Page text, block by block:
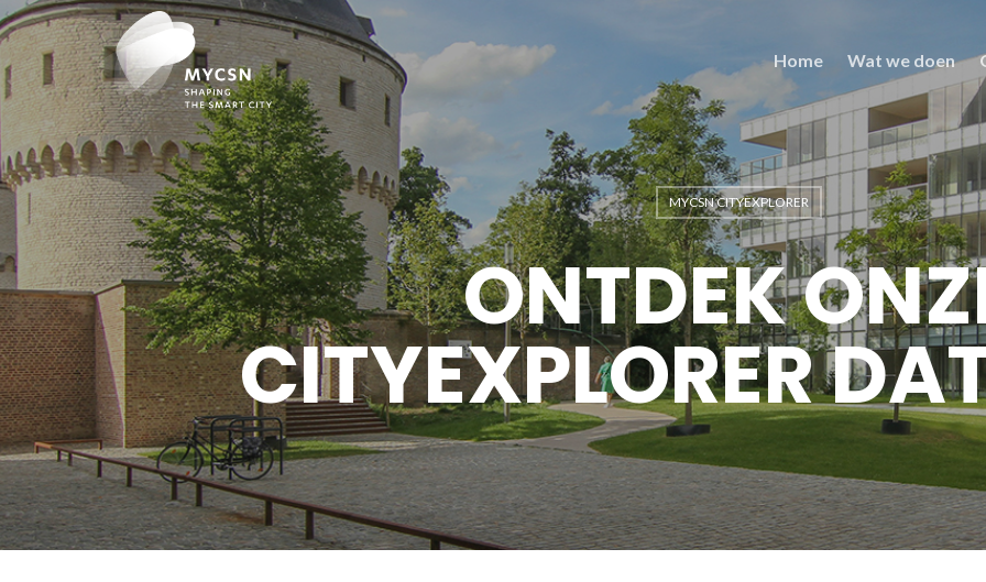
Home Wat we doen
MYCSN CITYEXPLORER
ONTDEK
CITYEXPLORER